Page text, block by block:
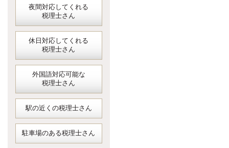
夜間対応してくれる
税理士さん
休日対応してくれる
税理士さん
外国語対応可能な
税理士さん
駅の近くの税理士さん
駐車場のある税理士さん